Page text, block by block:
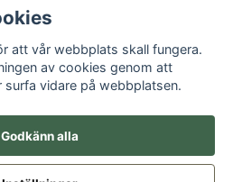
att vår webbplats skall fungera.
av cookies genom att
surfa vidare på webbplatsen.
Godkänn alla